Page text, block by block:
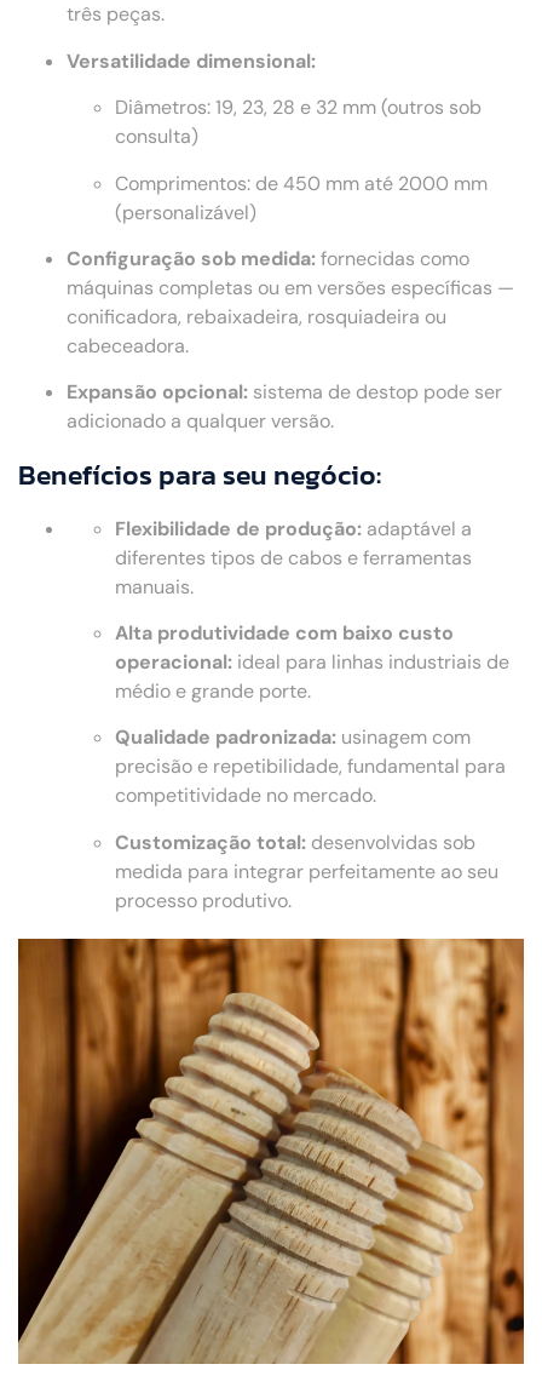
três peças.
Versatilidade dimensional:
Diâmetros: 19, 23, 28 e 32 mm (outros sob
consulta)
Comprimentos: de 450 mm até 2000 mm
(personalizável)
Configuração sob medida:fornecidas como
máquinas completas ou em versões específicas —
conificadora, rebaixadeira, rosquiadeira ou
cabeceadora.
Expansão opcional: sistema de destop pode ser
adicionado a qualquer versão.
Benefícios para seu negócio:
Flexibilidade de produção: adaptável a
diferentes tipos de cabos e ferramentas
manuais.
Alta produtividade com baixo custo
operacional: ideal para linhas industriais de
médio e grande porte.
Qualidade padronizada: usinagem com
precisão e repetibilidade, fundamental para
competitividade no mercado.
Customização total: desenvolvidas sob
medida para integrar perfeitamente ao seu
processo produtivo.